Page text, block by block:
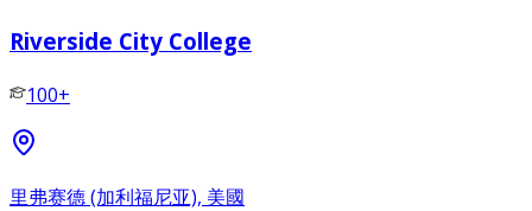
Riverside City College
100+
里弗赛德 (加利福尼亚), 美國